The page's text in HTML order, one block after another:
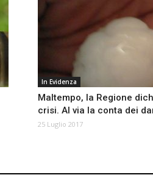
In Evidenza
Maltempo, la Regione
crisi. Al via la conta dei
25 Luglio 2017